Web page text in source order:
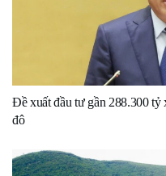
Đề xuất đầu tư gần 288.300
đô